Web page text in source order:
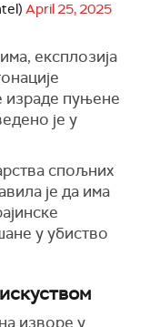
April 25, 2025
експлозија
израде пуњене
је у
спољних
је да има
у убиство
изворе у